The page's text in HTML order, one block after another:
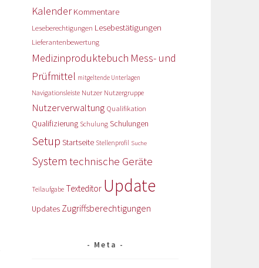
Kalender Kommentare
Leseberechtigungen Lesebestätigungen
Lieferantenbewertung
Medizinproduktebuch Mess- und
Prüfmittel mitgeltende Unterlagen
Navigationsleiste Nutzer Nutzergruppe
Nutzerverwaltung Qualifikation
Qualifizierung Schulung Schulungen
Setup Startseite Stellenprofil Suche
System technische Geräte
Teilaufgabe Texteditor Update
Updates Zugriffsberechtigungen
Meta